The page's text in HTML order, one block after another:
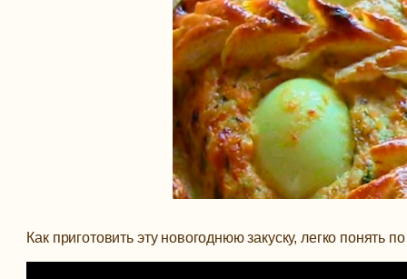
Как приготовить эту новогоднюю закуску, легко понять